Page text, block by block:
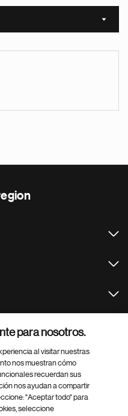
Sort
para nosotros.
al visitar nuestras
nos muestran cómo
recuerdan sus
nos ayudan a compartir
"Aceptar todo" para
seleccione